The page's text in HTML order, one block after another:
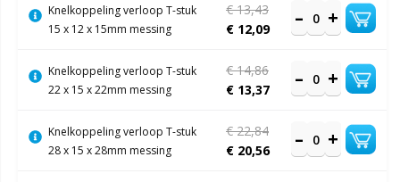
Knelkoppeling verloop T-stuk
15 x 12 x 15mm messing
€ 12,09
€ 13,43
Knelkoppeling verloop T-stuk
22 x 15 x 22mm messing
€ 13,37
€ 14,86
Knelkoppeling verloop T-stuk
28 x 15 x 28mm messing
€ 20,56
€ 22,84